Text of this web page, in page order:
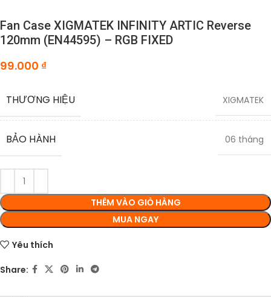
Fan Case XIGMATEK INFINITY ARTIC Reverse
120mm (EN44595) – RGB FIXED
99.000 ₫
THƯƠNG HIỆU XIGMATEK
BẢO HÀNH 06 tháng
THÊM VÀO GIỎ HÀNG
MUA NGAY
Yêu thích
Share: